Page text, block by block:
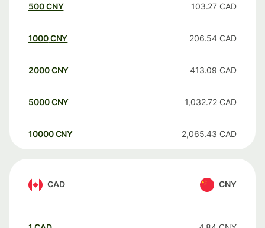
500CNY 103.27 CAD
1000CNY 206.54 CAD
2000CNY 413.09 CAD
5000CNY 1,032.72 CAD
10000 CNY 2,065.43 CAD
CAD CNY